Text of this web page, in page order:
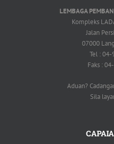
LEMBAGA
Kompleks
Jalan
07000
Tel :
Faks :
Aduan?
Sila